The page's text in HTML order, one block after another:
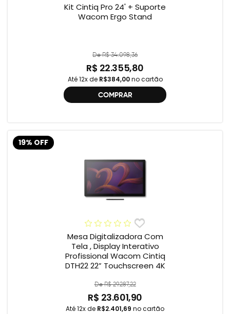
Kit Cintiq Pro 24' + Suporte
Wacom Ergo Stand
De R$ 34.098,36
R$ 22.355,80
Até 12x de R$384,00no cartão
COMPRAR
19% OFF
Mesa Digitalizadora Com
Tela , Display Interativo
Profissional Wacom Cintiq
DTH22 22” Touchscreen 4K
De R$ 29.287,22
R$ 23.601,90
Até 12x de R$2.401,69 no cartão